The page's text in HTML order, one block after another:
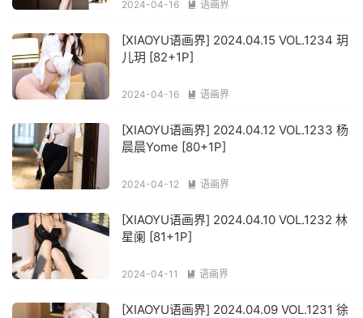
2024-04-16  语画界
[XIAOYU语画界] 2024.04.15 VOL.1234 玥
儿玥 [82+1P]
2024-04-16  语画界
[XIAOYU语画界] 2024.04.12 VOL.1233 杨
晨晨Yome [80+1P]
2024-04-12  语画界
[XIAOYU语画界] 2024.04.10 VOL.1232 林
星阑 [81+1P]
2024-04-11  语画界
[XIAOYU语画界] 2024.04.09 VOL.1231 徐